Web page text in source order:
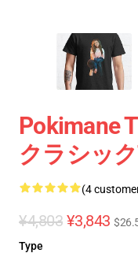
Pokimane
クラシッ
(4
¥4,803 ¥3,843
Type